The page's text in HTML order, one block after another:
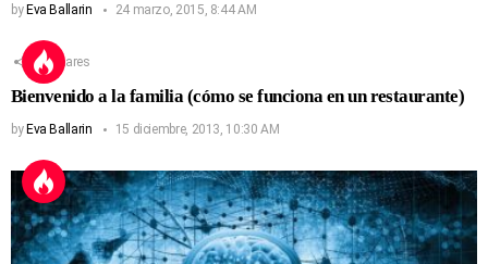
byEva Ballarin 24 marzo, 2015, 8:44 AM
13 Shares
Bienvenido a la familia (cómo se funciona en un restaurante)
byEva Ballarin 15 diciembre, 2013, 10:30 AM